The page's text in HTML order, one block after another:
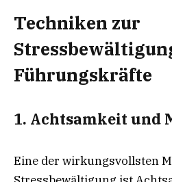
Techniken zur
Führungskräfte
1. Achtsamkeit und
Eine der wirkungsvollsten